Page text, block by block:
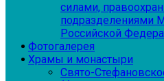
силами,
подразделениями
Российской
Фотогалерея
Храмы и монастыри
Свято-